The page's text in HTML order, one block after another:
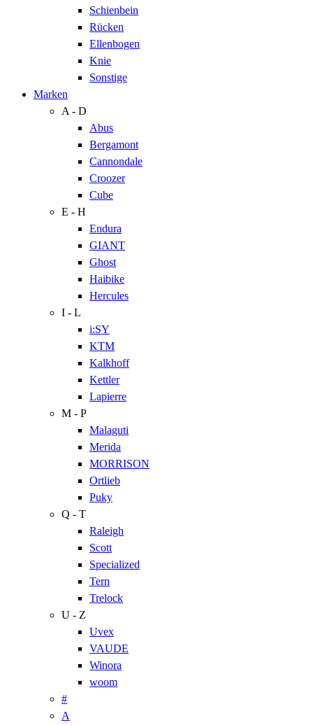
Schienbein
Rücken
Ellenbogen
Knie
Sonstige
Marken
A - D
Abus
Bergamont
Cannondale
Croozer
Cube
E - H
Endura
GIANT
Ghost
Haibike
Hercules
I - L
i:SY
KTM
Kalkhoff
Kettler
Lapierre
M - P
Malaguti
Merida
MORRISON
Ortlieb
Puky
Q - T
Raleigh
Scott
Specialized
Tern
Trelock
U - Z
Uvex
VAUDE
Winora
woom
#
A